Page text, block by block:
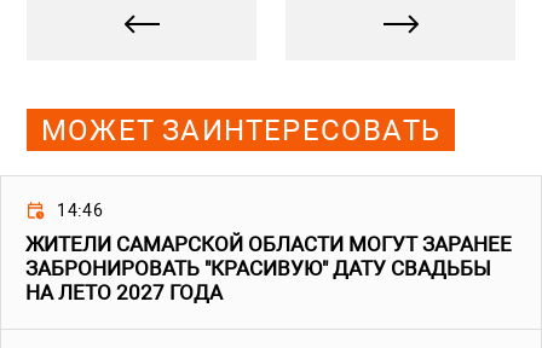
МОЖЕТ ЗАИНТЕРЕСОВАТЬ
14:46
ЖИТЕЛИ САМАРСКОЙ ОБЛАСТИ МОГУТ ЗАРАНЕЕ
ЗАБРОНИРОВАТЬ "КРАСИВУЮ" ДАТУ СВАДЬБЫ
НА ЛЕТО 2027 ГОДА